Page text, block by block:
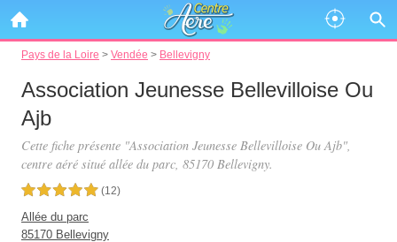
Pays de la Loire > Vendée > Bellevigny
Association Jeunesse Bellevilloise Ou
Ajb
Cette fiche présente "Association Jeunesse Bellevilloise Ou Ajb",
centre aéré situé allée du parc, 85170 Bellevigny.
5,0 étoiles sur 5 (12)
Allée du parc
85170 Bellevigny